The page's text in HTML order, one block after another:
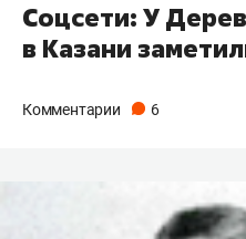
Соцсети: У
в Казани
Комментарии 6